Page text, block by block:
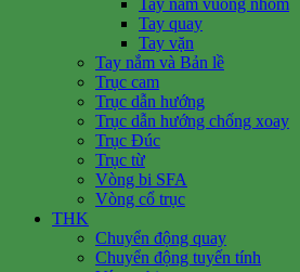
Tay quay
Tay vặn
Tay nắm và Bản lề
Trục cam
Trục dẫn hướng
Trục dẫn hướng chống xoay
Trục Đúc
Trục từ
Vòng bi SFA
Vòng cổ trục
THK
Chuyển động quay
Chuyển động tuyến tính